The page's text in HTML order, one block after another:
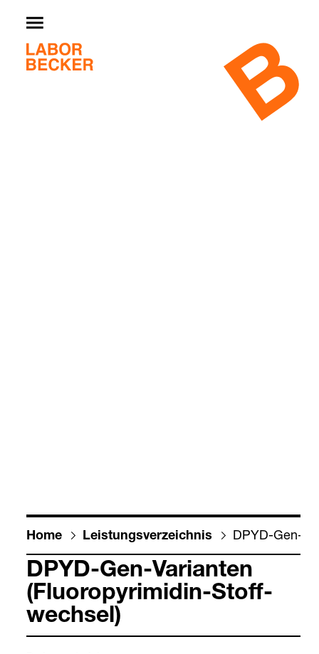
Home Leis­tungs­ver­zeich­nis DPYD-​Gen-​
DPYD-​Gen-​Vari­an­ten
(Fluoro­py­ri­mi­din-​Stoff­
wech­sel)